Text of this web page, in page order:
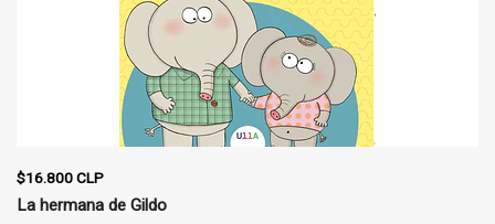
$16.800 CLP
La hermana de Gildo